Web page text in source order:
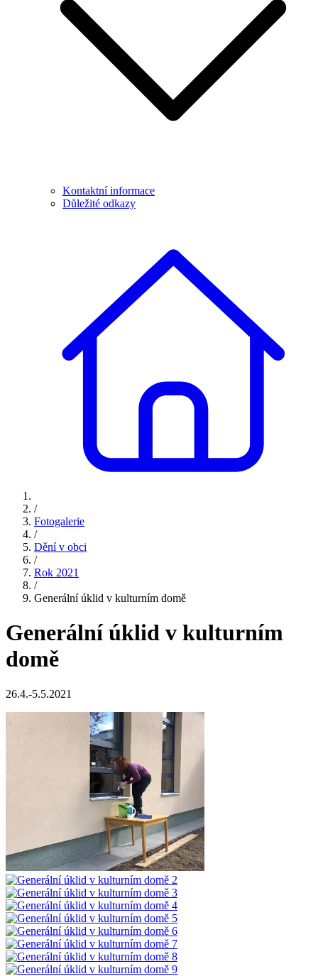
Kontaktní informace
Důležité odkazy
/
Fotogalerie
/
Dění v obci
/
Rok 2021
/
Generální úklid v kulturním domě
Generální úklid v kulturním
domě
26.4.-5.5.2021